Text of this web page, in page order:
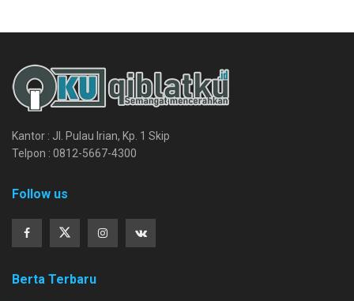
Kantor : Jl. Pulau Irian, Kp. 1 Skip
Telpon : 0812-5667-4300
Follow us
Berta Terbaru